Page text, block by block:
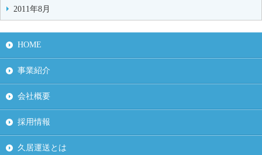
2011年8月
HOME
事業紹介
会社概要
採用情報
久居運送とは